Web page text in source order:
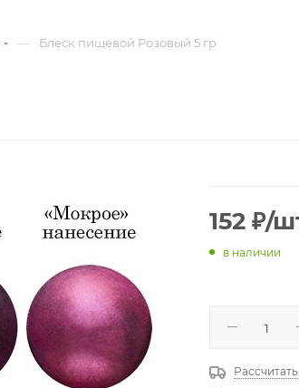
— Блеск пищевой Розовый 5 гр
152 ₽/
в наличии